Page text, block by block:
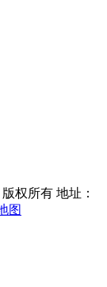
权所有 地址：
图